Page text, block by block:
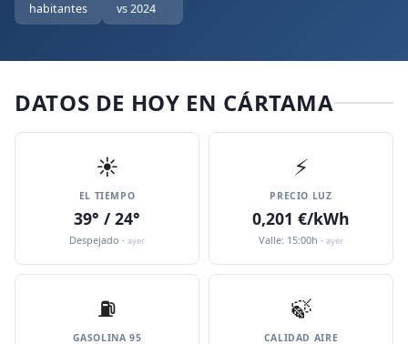
habitantes vs 2024
DATOS DE HOY EN CÁRTAMA
☀️
EL TIEMPO
39° / 24°
Despejado · ayer
⚡
PRECIO LUZ
0,201 €/kWh
Valle: 15:00h · ayer
⛽️
GASOLINA 95
🍃
CALIDAD AIRE